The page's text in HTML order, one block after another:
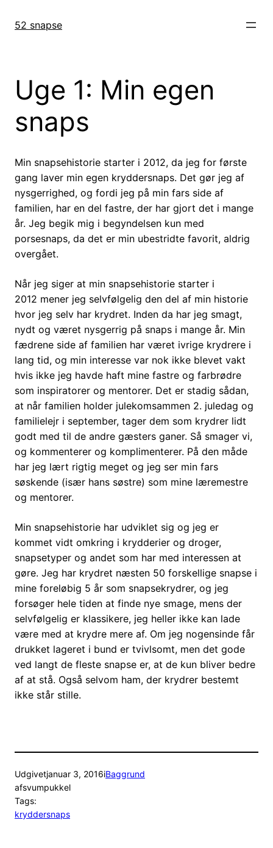
52 snapse
Uge 1: Min egen
snaps
Min snapsehistorie starter i 2012, da jeg for første
gang laver min egen kryddersnaps. Det gør jeg af
nysgerrighed, og fordi jeg på min fars side af
familien, har en del fastre, der har gjort det i mange
år. Jeg begik mig i begyndelsen kun med
porsesnaps, da det er min ubestridte favorit, aldrig
overgået.
Når jeg siger at min snapsehistorie starter i
2012 mener jeg selvfølgelig den del af min historie
hvor jeg selv har krydret. Inden da har jeg smagt,
nydt og været nysgerrig på snaps i mange år. Min
fædrene side af familien har været ivrige krydrere i
lang tid, og min interesse var nok ikke blevet vakt
hvis ikke jeg havde haft mine fastre og farbrødre
som inspiratorer og mentorer. Det er stadig sådan,
at når familien holder julekomsammen 2. juledag og
familielejr i september, tager dem som krydrer lidt
godt med til de andre gæsters ganer. Så smager vi,
og kommenterer og komplimenterer. På den måde
har jeg lært rigtig meget og jeg ser min fars
søskende (især hans søstre) som mine læremestre
og mentorer.
Min snapsehistorie har udviklet sig og jeg er
kommet vidt omkring i krydderier og droger,
snapsetyper og andet som har med interessen at
gøre. Jeg har krydret næsten 50 forskellige snapse i
mine foreløbig 5 år som snapsekrydrer, og jeg
forsøger hele tiden at finde nye smage, mens der
selvfølgelig er klassikere, jeg heller ikke kan lade
være med at krydre mere af. Om jeg nogensinde får
drukket lageret i bund er tvivlsomt, men det gode
ved langt de fleste snapse er, at de kun bliver bedre
af at stå. Også selvom ham, der krydrer bestemt
ikke står stille.
Udgivetjanuar 3, 2016iBaggrund
afsvumpukkel
Tags:
kryddersnaps